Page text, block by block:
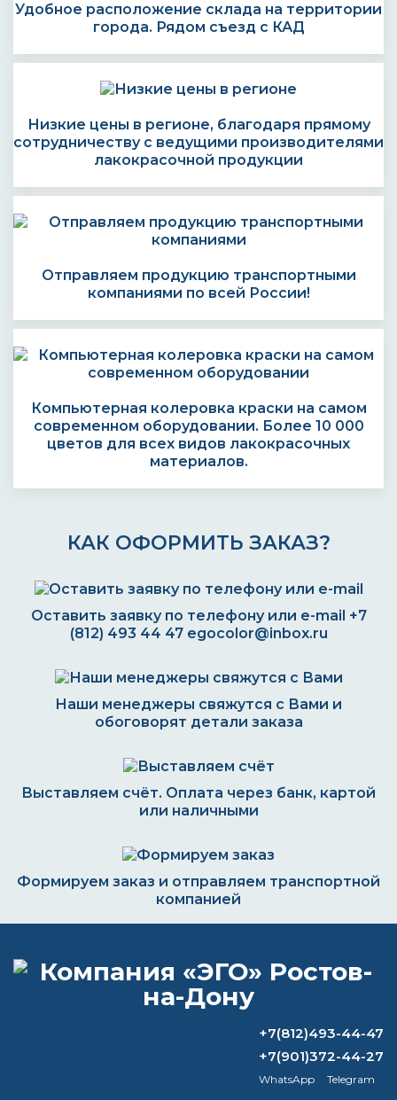
Удобное расположение склада на территории
города. Рядом съезд с КАД
Низкие цены в регионе, благодаря прямому
сотрудничеству с ведущими производителями
лакокрасочной продукции
Отправляем продукцию транспортными
компаниями по всей России!
Компьютерная колеровка краски на самом
современном оборудовании. Более 10 000
цветов для всех видов лакокрасочных
материалов.
КАК ОФОРМИТЬ ЗАКАЗ?
Оставить заявку по телефону или e-mail +7
(812) 493 44 47 egocolor@inbox.ru
Наши менеджеры свяжутся с Вами и
обоговорят детали заказа
Выставляем счёт. Оплата через банк, картой
или наличными
Формируем заказ и отправляем транспортной
компанией
ВОПРОС-ОТВЕТ
Чем грунтовать нержавейку перед
+7(812)493-44-47
+7(901)372-44-27
WhatsApp
Telegram